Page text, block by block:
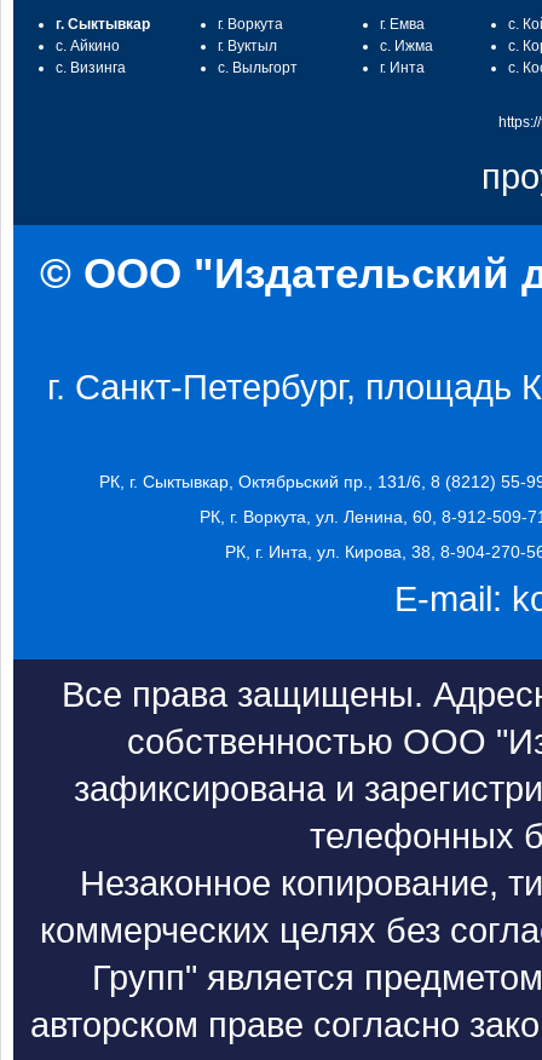
г. Сыктывкар
с. Айкино
с. Визинга
г. Воркута
г. Вуктыл
с. Выльгорт
г. Емва
с. Ижма
г. Инта
с.
с.
с.
© ООО "Издательский
г. Санкт-Петербург, площадь
РК, г. Сыктывкар, Октябрьский пр., 131/6, 8 (8212) 55-
РК, г. Воркута, ул. Ленина, 60, 8-912-509-
РК, г. Инта, ул. Кирова, 38, 8-904-270-
E-mail:
Все права защищены.
собственностью ООО
зафиксирована и
телефонных
Незаконное копирование,
коммерческих целях без
Групп" является
авторском праве согласно